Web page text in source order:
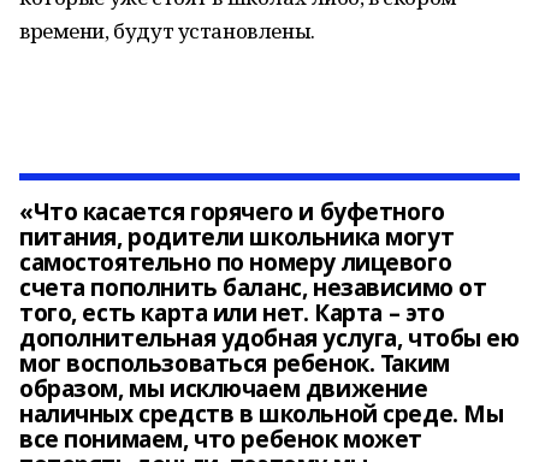
времени, будут установлены.
«Что касается горячего и буфетного
питания, родители школьника могут
самостоятельно по номеру лицевого
счета пополнить баланс, независимо от
того, есть карта или нет. Карта – это
дополнительная удобная услуга, чтобы ею
мог воспользоваться ребенок. Таким
образом, мы исключаем движение
наличных средств в школьной среде. Мы
все понимаем, что ребенок может